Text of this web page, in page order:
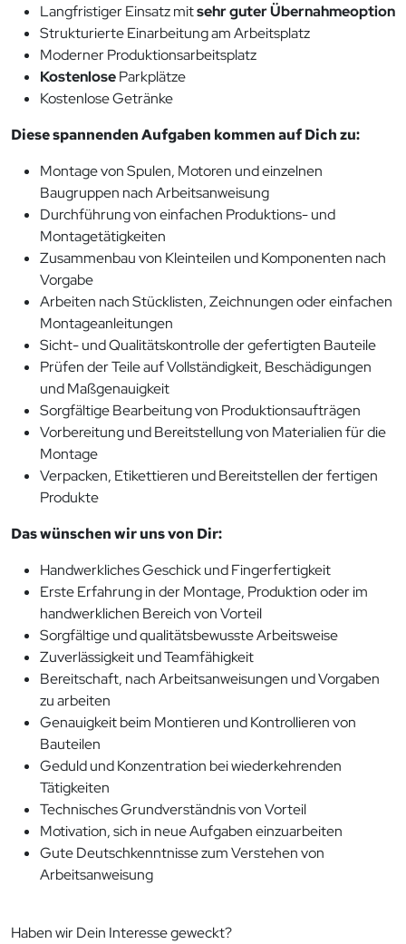
Langfristiger Einsatz mitsehr guter Übernahmeoption
Strukturierte Einarbeitung am Arbeitsplatz
Moderner Produktionsarbeitsplatz
KostenloseParkplätze
Kostenlose Getränke
Diese spannenden Aufgaben kommen auf Dich zu:
Montage von Spulen, Motoren und einzelnen
Baugruppen nach Arbeitsanweisung
Durchführung von einfachen Produktions- und
Montagetätigkeiten
Zusammenbau von Kleinteilen und Komponenten nach
Vorgabe
Arbeiten nach Stücklisten, Zeichnungen oder einfachen
Montageanleitungen
Sicht- und Qualitätskontrolle der gefertigten Bauteile
Prüfen der Teile auf Vollständigkeit, Beschädigungen
und Maßgenauigkeit
Sorgfältige Bearbeitung von Produktionsaufträgen
Vorbereitung und Bereitstellung von Materialien für die
Montage
Verpacken, Etikettieren und Bereitstellen der fertigen
Produkte
Das wünschen wir uns von Dir:
Handwerkliches Geschick und Fingerfertigkeit
Erste Erfahrung in der Montage, Produktion oder im
handwerklichen Bereich von Vorteil
Sorgfältige und qualitätsbewusste Arbeitsweise
Zuverlässigkeit und Teamfähigkeit
Bereitschaft, nach Arbeitsanweisungen und Vorgaben
zu arbeiten
Genauigkeit beim Montieren und Kontrollieren von
Bauteilen
Geduld und Konzentration bei wiederkehrenden
Tätigkeiten
Technisches Grundverständnis von Vorteil
Motivation, sich in neue Aufgaben einzuarbeiten
Gute Deutschkenntnisse zum Verstehen von
Arbeitsanweisung
Haben wir Dein Interesse geweckt?